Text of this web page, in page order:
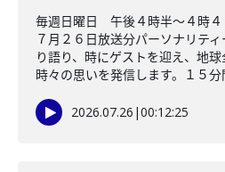
毎週日曜日 午後４時半～４時
７月２６日放送分パーソナリテ
り語り、時にゲストを迎え、地
時々の思いを発信します。１５分
2026.07.26 |00:12:25